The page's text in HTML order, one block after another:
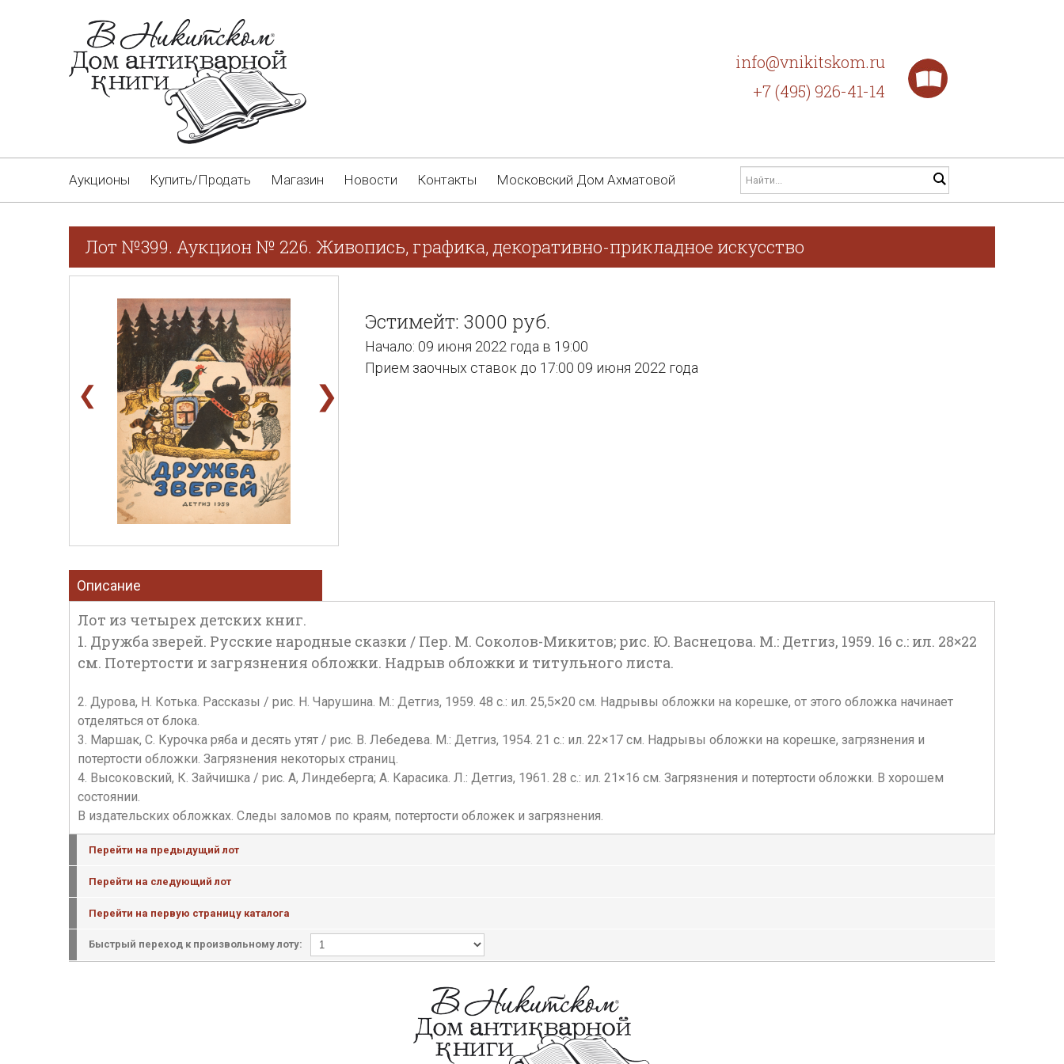
info@vnikitskom.ru
+7 (495) 926-41-14
Аукционы Купить/Продать Магазин Новости Контакты Московский Дом Ахматовой
Лот №399. Аукцион № 226. Живопись, графика, декоративно-прикладное искусство
❮ ❯
Эстимейт: 3000 руб.
Начало: 09 июня 2022 года в 19:00
Прием заочных ставок до 17:00 09 июня 2022 года
Описание
Лот из четырех детских книг.
1. Дружба зверей. Русские народные сказки / Пер. М. Соколов-Микитов; рис. Ю. Васнецова. М.: Детгиз, 1959. 16 с.: ил. 28×22
см. Потертости и загрязнения обложки. Надрыв обложки и титульного листа.
2. Дурова, Н. Котька. Рассказы / рис. Н. Чарушина. М.: Детгиз, 1959. 48 с.: ил. 25,5×20 см. Надрывы обложки на корешке, от этого обложка начинает
отделяться от блока.
3. Маршак, С. Курочка ряба и десять утят / рис. В. Лебедева. М.: Детгиз, 1954. 21 с.: ил. 22×17 см. Надрывы обложки на корешке, загрязнения и
потертости обложки. Загрязнения некоторых страниц.
4. Высоковский, К. Зайчишка / рис. А, Линдеберга; А. Карасика. Л.: Детгиз, 1961. 28 с.: ил. 21×16 см. Загрязнения и потертости обложки. В хорошем
состоянии.
В издательских обложках. Следы заломов по краям, потертости обложек и загрязнения.
Перейти на предыдущий лот
Перейти на следующий лот
Перейти на первую страницу каталога
Быстрый переход к произвольному лоту: